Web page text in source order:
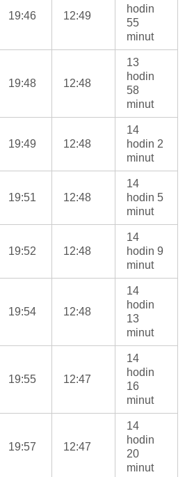
19:46 12:49
hodin
55
minut
19:48 12:48
13
hodin
58
minut
19:49 12:48
14
hodin 2
minut
19:51 12:48
14
hodin 5
minut
19:52 12:48
14
hodin 9
minut
19:54 12:48
14
hodin
13
minut
19:55 12:47
14
hodin
16
minut
19:57 12:47
14
hodin
20
minut